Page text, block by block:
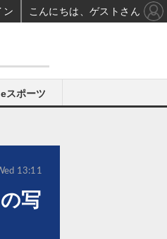
eスポーツ
写
13:11
ン こんにちは、ゲストさん